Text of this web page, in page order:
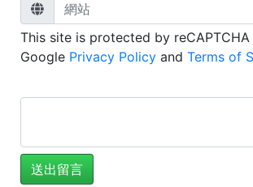
This site is protected by
Google Privacy Policy and Terms of